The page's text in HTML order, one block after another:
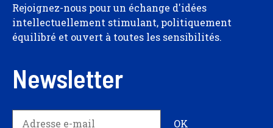
Rejoignez-nous pour un échange d'idées
intellectuellement stimulant, politiquement
équilibré et ouvert à toutes les sensibilités.
Newsletter